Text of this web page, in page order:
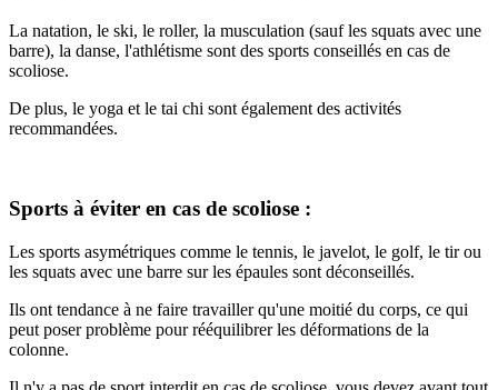
La natation, le ski, le roller, la musculation (sauf les squats avec une
barre), la danse, l'athlétisme sont des sports conseillés en cas de
scoliose.
De plus, le yoga et le tai chi sont également des activités
recommandées.
Sports à éviter en cas de scoliose :
Les sports asymétriques comme le tennis, le javelot, le golf, le tir ou
les squats avec une barre sur les épaules sont déconseillés.
Ils ont tendance à ne faire travailler qu'une moitié du corps, ce qui
peut poser problème pour rééquilibrer les déformations de la
colonne.